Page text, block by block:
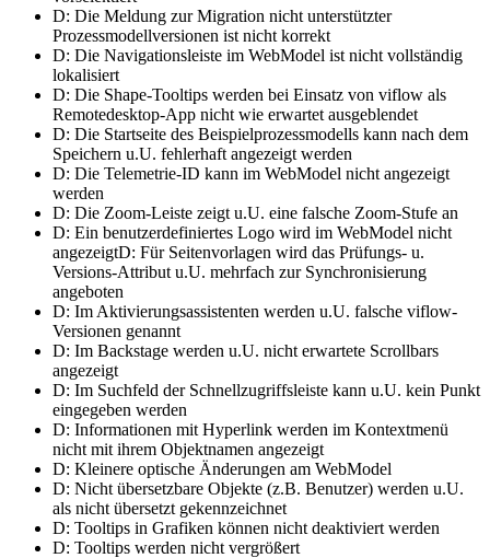
D: Die Meldung zur Migration nicht unterstützter
Prozessmodellversionen ist nicht korrekt
D: Die Navigationsleiste im WebModel ist nicht vollständig
lokalisiert
D: Die Shape-Tooltips werden bei Einsatz von viflow als
Remotedesktop-App nicht wie erwartet ausgeblendet
D: Die Startseite des Beispielprozessmodells kann nach dem
Speichern u.U. fehlerhaft angezeigt werden
D: Die Telemetrie-ID kann im WebModel nicht angezeigt
werden
D: Die Zoom-Leiste zeigt u.U. eine falsche Zoom-Stufe an
D: Ein benutzerdefiniertes Logo wird im WebModel nicht
angezeigtD: Für Seitenvorlagen wird das Prüfungs- u.
Versions-Attribut u.U. mehrfach zur Synchronisierung
angeboten
D: Im Aktivierungsassistenten werden u.U. falsche viflow-
Versionen genannt
D: Im Backstage werden u.U. nicht erwartete Scrollbars
angezeigt
D: Im Suchfeld der Schnellzugriffsleiste kann u.U. kein Punkt
eingegeben werden
D: Informationen mit Hyperlink werden im Kontextmenü
nicht mit ihrem Objektnamen angezeigt
D: Kleinere optische Änderungen am WebModel
D: Nicht übersetzbare Objekte (z.B. Benutzer) werden u.U.
als nicht übersetzt gekennzeichnet
D: Tooltips in Grafiken können nicht deaktiviert werden
D: Tooltips werden nicht vergrößert